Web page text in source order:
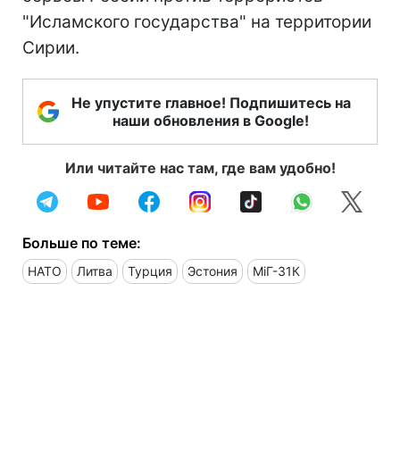
"Исламского государства" на территории
Сирии.
Не упустите главное! Подпишитесь на
наши обновления в Google!
Или читайте нас там, где вам удобно!
Больше по теме:
НАТО Литва Турция Эстония МіГ-31К